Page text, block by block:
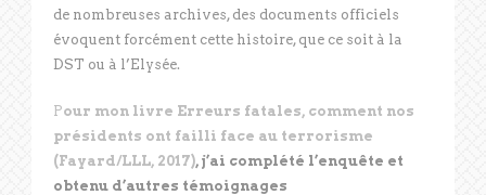
de nombreuses archives, des documents officiels
évoquent forcément cette histoire, que ce soit à la
DST ou à l’Elysée.
Pour mon livre Erreurs fatales, comment nos
présidents ont failli face au terrorisme
(Fayard/LLL, 2017), j’ai complété l’enquête et
obtenu d’autres témoignages